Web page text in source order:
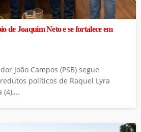
de Joaquim Neto e se fortalece em
João Campos (PSB) segue
políticos de Raquel Lyra
(4),...